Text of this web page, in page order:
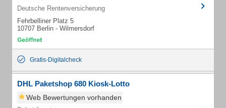
Deutsche Rentenversicherung
Fehrbelliner Platz 5
10707 Berlin - Wilmersdorf
Gratis-Digitalcheck
DHL Paketshop 680 Kiosk-Lotto
Web Bewertungen vorhanden